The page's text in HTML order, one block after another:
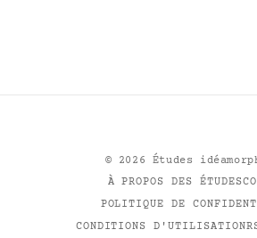
© 2026 Études
À PROPOS DES ÉTUDES
POLITIQUE DE
CONDITIONS D'UTILISATION